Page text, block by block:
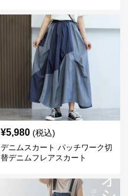
¥5,980 (税込)
デニムスカート パッチワーク切
替デニムフレアスカート